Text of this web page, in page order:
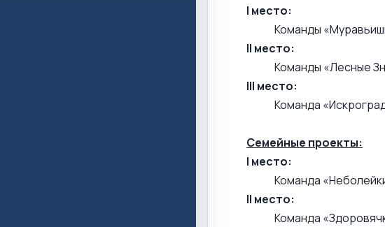
I место:
Команды
II место:
Команды «Лесные
III место:
Команда
Семейные проекты:
I место:
Команда
II место:
Команда